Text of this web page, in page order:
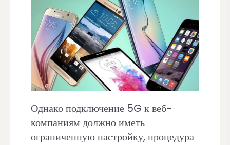
Однако подключение 5G к веб-
компаниям должно иметь
ограниченную настройку, процедура